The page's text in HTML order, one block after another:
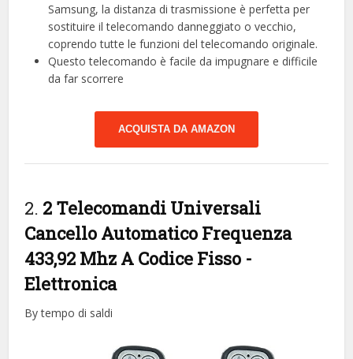
Samsung, la distanza di trasmissione è perfetta per
sostituire il telecomando danneggiato o vecchio,
coprendo tutte le funzioni del telecomando originale.
Questo telecomando è facile da impugnare e difficile
da far scorrere
ACQUISTA DA AMAZON
2. 2 Telecomandi Universali
Cancello Automatico Frequenza
433,92 Mhz A Codice Fisso -
Elettronica
By tempo di saldi